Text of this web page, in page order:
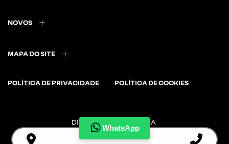
WhatsApp
NOVOS
MAPA DO SITE
POLÍTICA DE PRIVACIDADE POLÍTICA DE COOKIES
DIAMANTINO & CIA LTDA
CNPJ: 08.893.457/0017-41